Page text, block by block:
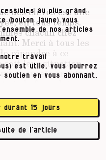
des élèves est une
en tous temps.
chacun chez
Merci à tous les
répondre à ce
soit leur situation.
aussi participer
via le formulaire en
plus loin ?).
le 28 mars 2020
au plus grand
(bouton jaune) vous
de nos articles
notre travail
est utile, vous pourrez
en vous abonnant.
durant 15 jours
de l’article